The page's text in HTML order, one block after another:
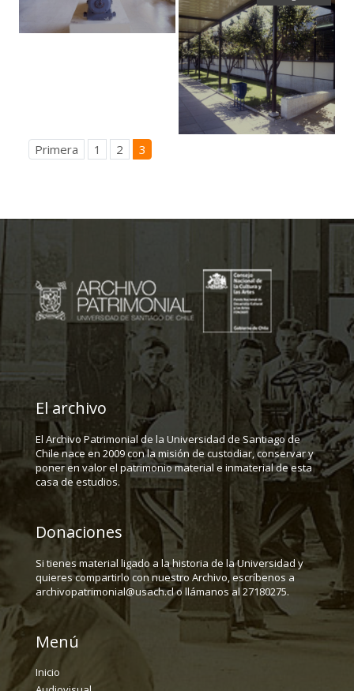
Primera 1 2 3
El archivo
El Archivo Patrimonial de la Universidad de Santiago de
Chile nace en 2009 con la misión de custodiar, conservar y
poner en valor el patrimonio material e inmaterial de esta
casa de estudios.
Donaciones
Si tienes material ligado a la historia de la Universidad y
quieres compartirlo con nuestro Archivo, escríbenos a
archivopatrimonial@usach.cl o llámanos al 27180275.
Menú
Inicio